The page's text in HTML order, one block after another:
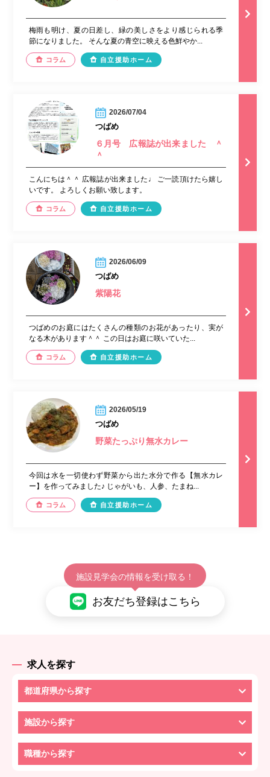
梅雨も明け、夏の日差し、緑の美しさをより感じられる季
節になりました。 そんな夏の青空に映える色鮮やか...
コラム 自立援助ホーム
2026/07/04
つばめ
６月号 広報誌が出来ました ＾
＾
こんにちは＾＾ 広報誌が出来ました♩ ご一読頂けたら嬉し
いです。 よろしくお願い致します。
コラム 自立援助ホーム
2026/06/09
つばめ
紫陽花
つばめのお庭にはたくさんの種類のお花があったり、実が
なる木があります＾＾ この日はお庭に咲いていた...
コラム 自立援助ホーム
2026/05/19
つばめ
野菜たっぷり無水カレー
今回は水を一切使わず野菜から出た水分で作る【無水カレ
ー】を作ってみました♪ じゃがいも、人参、たまね...
コラム 自立援助ホーム
施設見学会の情報を受け取る！
お友だち登録はこちら
求人を探す
都道府県から探す
施設から探す
職種から探す